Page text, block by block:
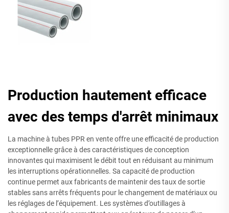
Production hautement efficace
avec des temps d'arrêt minimaux
La machine à tubes PPR en vente offre une efficacité de production
exceptionnelle grâce à des caractéristiques de conception
innovantes qui maximisent le débit tout en réduisant au minimum
les interruptions opérationnelles. Sa capacité de production
continue permet aux fabricants de maintenir des taux de sortie
stables sans arrêts fréquents pour le changement de matériaux ou
les réglages de l’équipement. Les systèmes d’outillages à